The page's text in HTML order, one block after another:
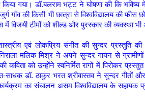
गया। डॉ.बलराम भट्ट ने घोषणा की कि भविष्य
गाँव की किसी भी छात्रा से विश्वविद्यालय की
में विजयी टीमों को शील्ड और पुरस्कार की व्यवस्था
एवं लोकप्रिय संगीत की सुन्दर प्रस्तुति की
निराला मलिक मिश्र ने अपने सुन्दर गायन से
को उन्होंने स्वनिर्मित रागों में पिरोकर
साधक डॉ. ठाकुर भरत श्रीवास्तव ने सुन्दर गीतों
का संचालन असम विश्वविद्यालय के सहायक